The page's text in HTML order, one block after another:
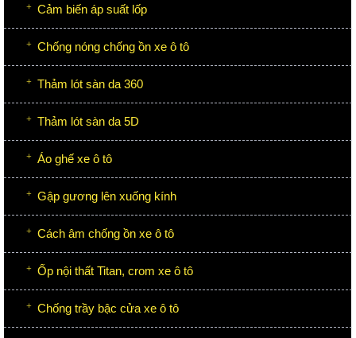
Cảm biến áp suất lốp
Chống nóng chống ồn xe ô tô
Thảm lót sàn da 360
Thảm lót sàn da 5D
Áo ghế xe ô tô
Gập gương lên xuống kính
Cách âm chống ồn xe ô tô
Ốp nội thất Titan, crom xe ô tô
Chống trầy bậc cửa xe ô tô